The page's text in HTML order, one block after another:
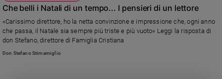
Che belli i Natali di un tempo... I pensieri di un lettore
«Carissimo direttore, ho la netta convinzione e impressione che, ogni anno
che passa, il Natale sia sempre più triste e più vuoto» Leggi la risposta di
don Stefano, direttore di Famiglia Cristiana
Don Stefano Stimamiglio